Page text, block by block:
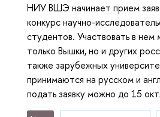
НИУ ВШЭ начинает прием
конкурс научно-
студентов. Участвовать в
только Вышки, но и других
также зарубежных
принимаются на русском и
подать заявку можно до 15